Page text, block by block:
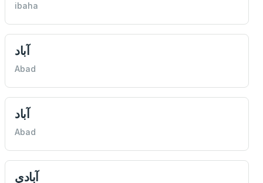
ibaha
آباد
Abad
آباد
Abad
آبادي